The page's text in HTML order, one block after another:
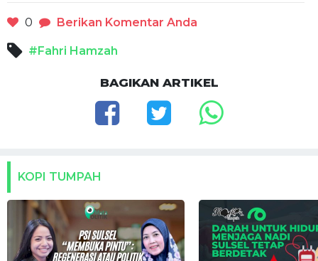
0 Berikan Komentar Anda
#Fahri Hamzah
BAGIKAN ARTIKEL
KOPI TUMPAH